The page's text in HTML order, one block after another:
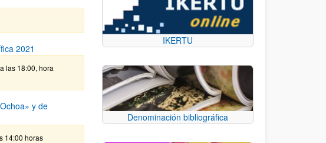
2021
las 18:00, hora
y de
14:00 horas
IKERTU
Denominación bibliográfica